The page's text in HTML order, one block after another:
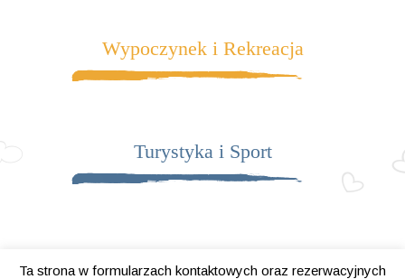
Wypoczynek i Rekreacja
Turystyka i Sport
Ta strona w formularzach kontaktowych oraz rezerwacyjnych